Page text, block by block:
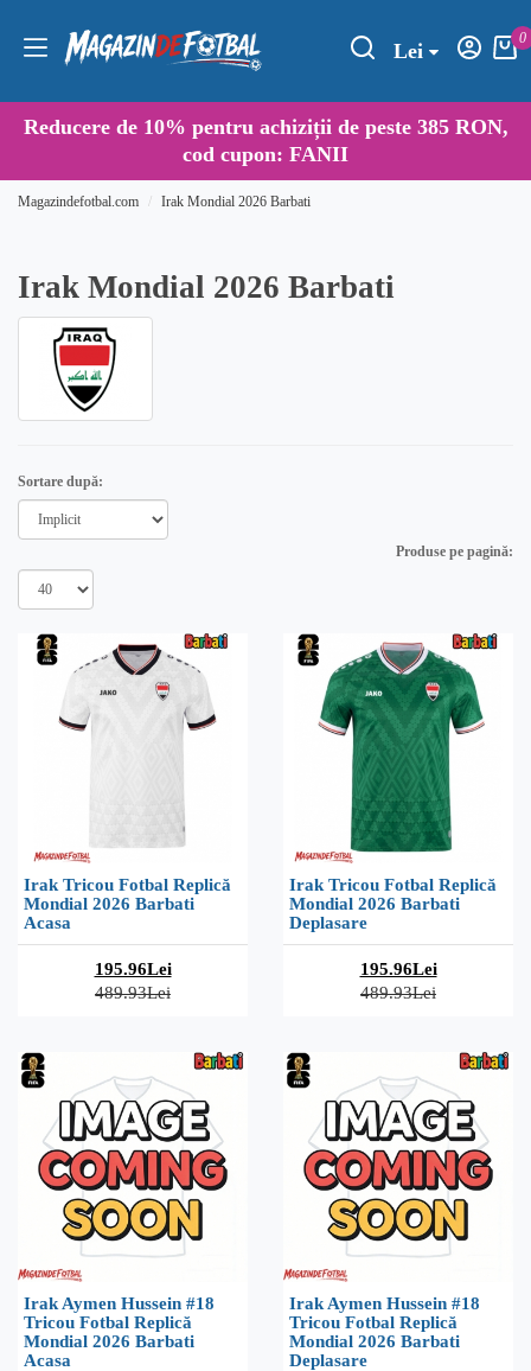
Lei
0
Reducere de 10% pentru achiziții de peste 385 RON,
cod cupon: FANII
Magazindefotbal.com Irak Mondial 2026 Barbati
Irak Mondial 2026 Barbati
Sortare după:
Produse pe pagină:
Irak Tricou Fotbal Replică
Mondial 2026 Barbati
Acasa
195.96Lei
489.93Lei
Irak Tricou Fotbal Replică
Mondial 2026 Barbati
Deplasare
195.96Lei
489.93Lei
Irak Aymen Hussein #18
Tricou Fotbal Replică
Mondial 2026 Barbati
Acasa
Irak Aymen Hussein #18
Tricou Fotbal Replică
Mondial 2026 Barbati
Deplasare